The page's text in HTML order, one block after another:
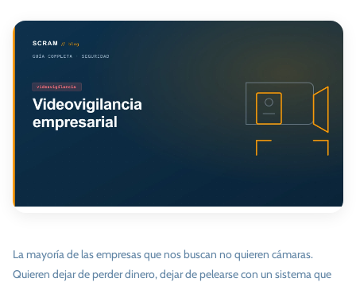
La mayoría de las empresas que nos buscan no quieren cámaras.
Quieren dejar de perder dinero, dejar de pelearse con un sistema que